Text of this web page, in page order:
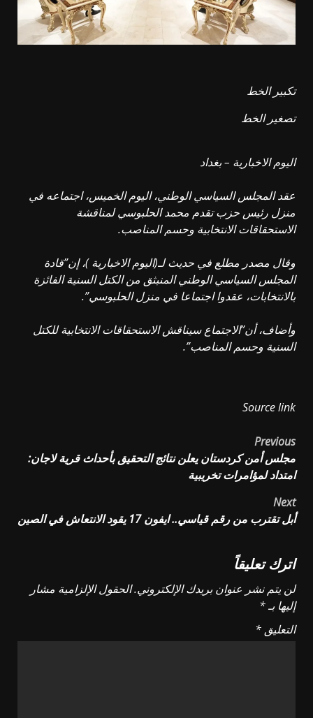
تكبير الخط
تصغير الخط
اليوم الاخبارية – بغداد
عقد المجلس السياسي الوطني، اليوم الخميس، اجتماعه في
منزل رئيس حزب تقدم محمد الحلبوسي لمناقشة
الاستحقاقات الانتخابية وحسم المناصب.
وقال مصدر مطلع في حديث لـ(اليوم الاخبارية )، إن”قادة
المجلس السياسي الوطني المنبثق من الكتل السنية الفائزة
بالانتخابات، عقدوا اجتماعا في منزل الحلبوسي”.
وأضاف، أن”الاجتماع سيناقش الاستحقاقات الانتخابية للكتل
السنية وحسم المناصب”.
Source link
Post
navigation
Previous
مجلس أمن كردستان يعلن نتائج التحقيق بأحداث قرية لاجان:
امتداد لمؤامرات تخريبية
Next
أبل تقترب من رقم قياسي.. ايفون 17 يقود الانتعاش في الصين
اترك تعليقاً
لن يتم نشر عنوان بريدك الإلكتروني.الحقول الإلزامية مشار
إليها بـ*
التعليق *